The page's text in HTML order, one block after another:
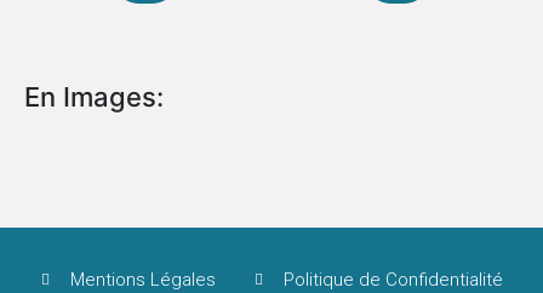
En Images:
Mentions Légales Politique de Confidentialité